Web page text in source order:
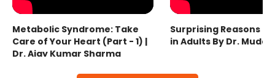
Metabolic Syndrome: Take
Care of Your Heart (Part - 1) |
Dr. Ajay Kumar Sharma
Surprising Reasons
in Adults By Dr.